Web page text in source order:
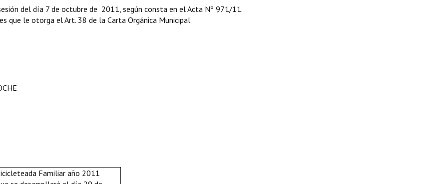
del día 7 de octubre de 2011, según consta en el Acta Nº 971/11.
que le otorga el Art. 38 de la Carta Orgánica Municipal
Familiar año 2011